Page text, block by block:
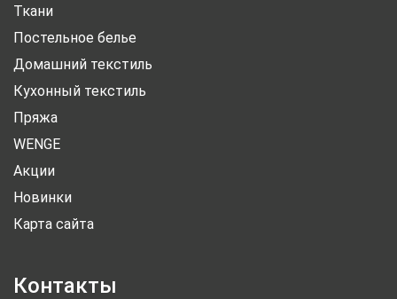
Ткани
Постельное белье
Домашний текстиль
Кухонный текстиль
Пряжа
WENGE
Акции
Новинки
Карта сайта
Контакты